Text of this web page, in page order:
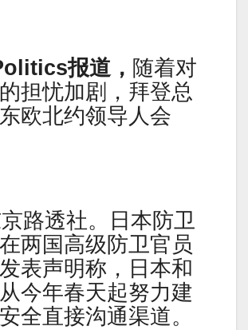
报道， 随着对
担忧加剧，拜登总
欧北约领导人会
路透社。日本防卫
两国高级防卫官员
表声明称，日本和
今年春天起努力建
全直接沟通渠道。